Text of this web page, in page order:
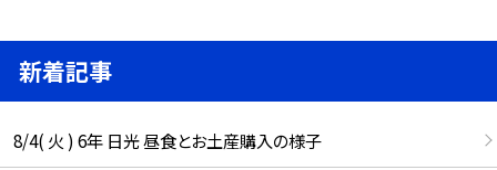
新着記事
8/4( 火 ) 6年 日光 昼食とお土産購入の様子